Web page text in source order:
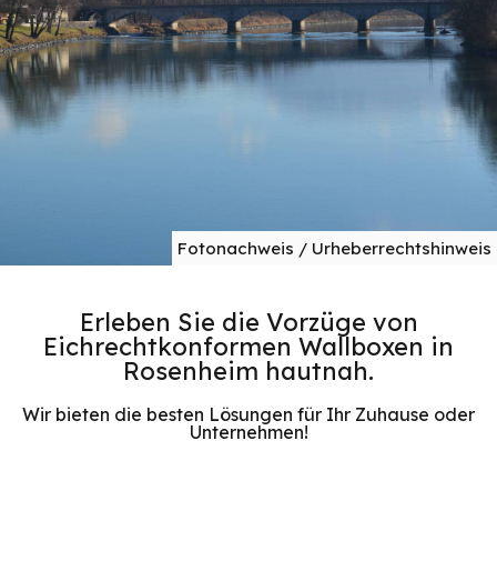
Fotonachweis / Urheberrechtshinweis
Erleben Sie die Vorzüge von
Eichrechtkonformen Wallboxen in
Rosenheim hautnah.
Wir bieten die besten Lösungen für Ihr Zuhause oder
Unternehmen!